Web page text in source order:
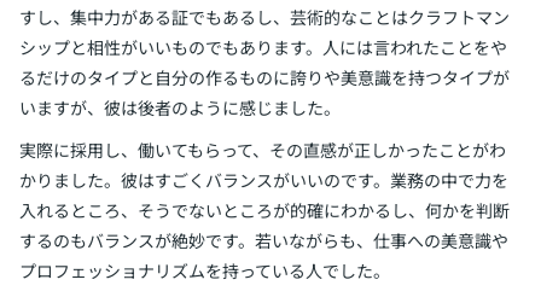
すし、集中力がある証でもあるし、芸術的なことはクラフトマン
シップと相性がいいものでもあります。人には言われたことをや
るだけのタイプと自分の作るものに誇りや美意識を持つタイプが
いますが、彼は後者のように感じました。
実際に採用し、働いてもらって、その直感が正しかったことがわ
かりました。彼はすごくバランスがいいのです。業務の中で力を
入れるところ、そうでないところが的確にわかるし、何かを判断
するのもバランスが絶妙です。若いながらも、仕事への美意識や
プロフェッショナリズムを持っている人でした。